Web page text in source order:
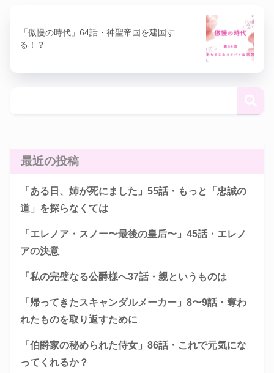
「傲慢の時代」64話・神聖帝国を建国す
る！？
最近の投稿
「ある日、姉が死にました」55話・もっと「忠誠の
道」を探らなくては
「エレノア・スノー〜最後の皇后〜」45話・エレノ
アの決意
「私の完璧なる公爵様へ37話・親というものは
「帰ってきたスキャンダルメーカー」8〜9話・奪わ
れたものを取り返すために
「伯爵家の秘められた侍女」86話・これで元気にな
ってくれるか？